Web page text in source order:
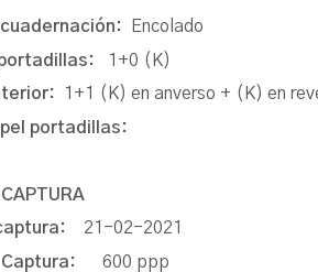
Encolado
1+0 (K)
1+1 (K) en anverso + (K) en
portadillas:
21-02-2021
Captura: 600 ppp